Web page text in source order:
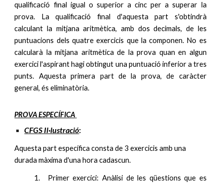
qualificació final igual o superior a cinc per a superar la
prova. La qualificació final d'aquesta part s'obtindrà
calculant la mitjana aritmètica, amb dos decimals, de les
puntuacions dels quatre exercicis que la componen. No es
calcularà la mitjana aritmètica de la prova quan en algun
exercici l'aspirant hagi obtingut una puntuació inferior a tres
punts. Aquesta primera part de la prova, de caràcter
general, és eliminatòria.
PROVA ESPECÍFICA
CFGS Il·lustració:
Aquesta part específica consta de 3 exercicis amb una
durada màxima d'una hora cadascun.
1.
Primer exercici: Anàlisi de les qüestions que es